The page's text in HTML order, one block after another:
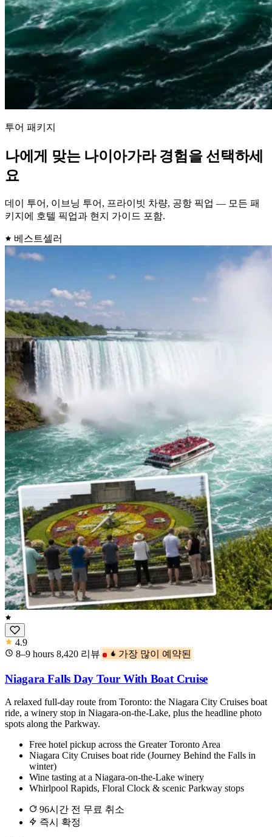
투어 패키지
나에게 맞는 나이아가라 경험을 선택하세
요
데이 투어, 이브닝 투어, 프라이빗 차량, 공항 픽업 — 모든 패
키지에 호텔 픽업과 현지 가이드 포함.
베스트셀러
4.9
8–9 hours 8,420 리뷰 가장 많이 예약된
Niagara Falls Day Tour With Boat Cruise
A relaxed full-day route from Toronto: the Niagara City Cruises boat
ride, a winery stop in Niagara-on-the-Lake, plus the headline photo
spots along the Parkway.
Free hotel pickup across the Greater Toronto Area
Niagara City Cruises boat ride (Journey Behind the Falls in
winter)
Wine tasting at a Niagara-on-the-Lake winery
Whirlpool Rapids, Floral Clock & scenic Parkway stops
96시간 전 무료 취소
즉시 확정